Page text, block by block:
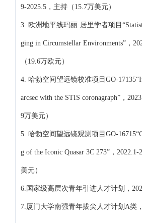
9-2025.5，主持（15.7万美元）
3. 欧洲地平线玛丽·居里学者项目
ging in Circumstellar Environments”，
（19.6万欧元）
4. 哈勃空间望远镜校准项目GO-
arcsec with the STIS coronagraph”，
9万美元）
5. 哈勃空间望远镜观测项目GO-
g of the Iconic Quasar 3C 273”，
美元）
6.国家级高层次青年引进人才计划，
7.厦门大学南强青年拔尖人才计划A类